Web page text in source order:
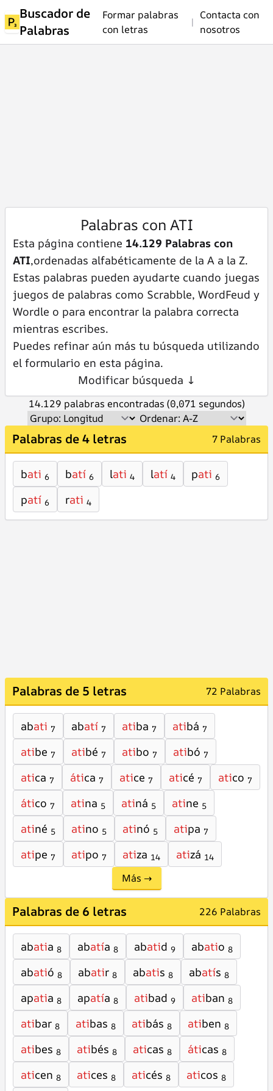
Buscador de
Palabras
Formar palabras
con letras
|
Contacta con
nosotros
Palabras con ATI
Esta página contiene 14.129 Palabras con
ATI,ordenadas alfabéticamente de la A a la Z.
Estas palabras pueden ayudarte cuando juegas
juegos de palabras como Scrabble, WordFeud y
Wordle o para encontrar la palabra correcta
mientras escribes.
Puedes refinar aún más tu búsqueda utilizando
el formulario en esta página.
Modificar búsqueda ↓
14.129 palabras encontradas (0,071 segundos)
Palabras de 4 letras 7 Palabras
bati 6 batí 6 lati 4 latí 4 pati 6
patí 6 rati 4
Palabras de 5 letras 72 Palabras
abati 7 abatí 7 atiba 7 atibá 7
atibe 7 atibé 7 atibo 7 atibó 7
atica 7 ática 7 atice 7 aticé 7 atico 7
ático 7 atina 5 atiná 5 atine 5
atiné 5 atino 5 atinó 5 atipa 7
atipe 7 atipo 7 atiza 14 atizá 14
Más →
Palabras de 6 letras 226 Palabras
abatia 8 abatía 8 abatid 9 abatio 8
abatió 8 abatir 8 abatis 8 abatís 8
apatia 8 apatía 8 atibad 9 atiban 8
atibar 8 atibas 8 atibás 8 atiben 8
atibes 8 atibés 8 aticas 8 áticas 8
aticen 8 atices 8 aticés 8 aticos 8